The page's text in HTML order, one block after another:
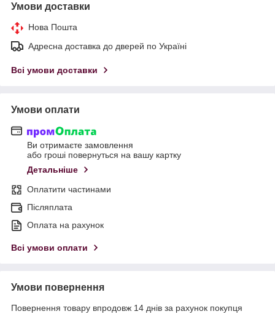
Умови доставки
Нова Пошта
Адресна доставка до дверей по Україні
Всі умови доставки
Умови оплати
Ви отримаєте замовлення
або гроші повернуться на вашу картку
Детальніше
Оплатити частинами
Післяплата
Оплата на рахунок
Всі умови оплати
Умови повернення
Повернення товару впродовж 14 днів за рахунок покупця